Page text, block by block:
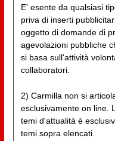
E' esente da qualsiasi
priva di inserti
oggetto di domande di
agevolazioni pubbliche
si basa sull'attività
collaboratori.
2) Carmilla non si
esclusivamente on line.
temi d'attualità è
temi sopra elencati.